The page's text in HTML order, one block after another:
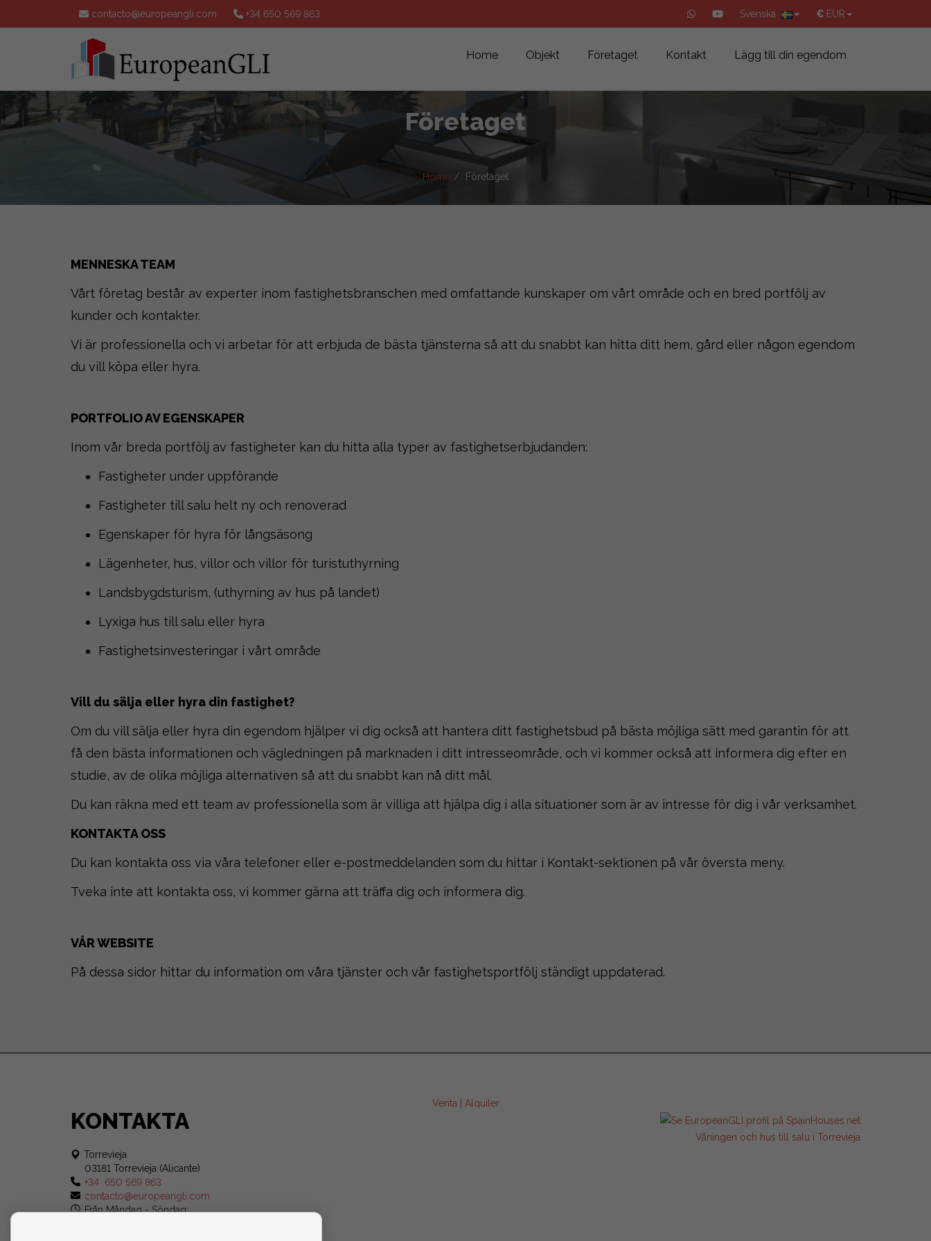
contacto@europeangli.com +34 650 569 863 € EUR
Svenska
Home Objekt Företaget Kontakt Lägg till din egendom
Företaget
Home Företaget
MENNESKA TEAM
Vårt företag består av experter inom fastighetsbranschen med omfattande kunskaper om vårt område och en bred portfölj av
kunder och kontakter.
Vi är professionella och vi arbetar för att erbjuda de bästa tjänsterna så att du snabbt kan hitta ditt hem, gård eller någon egendom
du vill köpa eller hyra.
PORTFOLIO AV EGENSKAPER
Inom vår breda portfölj av fastigheter kan du hitta alla typer av fastighetserbjudanden:
Fastigheter under uppförande
Fastigheter till salu helt ny och renoverad
Egenskaper för hyra för långsäsong
Lägenheter, hus, villor och villor för turistuthyrning
Landsbygdsturism, (uthyrning av hus på landet)
Lyxiga hus till salu eller hyra
Fastighetsinvesteringar i vårt område
Vill du sälja eller hyra din fastighet?
Om du vill sälja eller hyra din egendom hjälper vi dig också att hantera ditt fastighetsbud på bästa möjliga sätt med garantin för att
få den bästa informationen och vägledningen på marknaden i ditt intresseområde, och vi kommer också att informera dig efter en
studie, av de olika möjliga alternativen så att du snabbt kan nå ditt mål.
Du kan räkna med ett team av professionella som är villiga att hjälpa dig i alla situationer som är av intresse för dig i vår verksamhet.
KONTAKTA OSS
Du kan kontakta oss via våra telefoner eller e-postmeddelanden som du hittar i Kontakt-sektionen på vår översta meny.
Tveka inte att kontakta oss, vi kommer gärna att träffa dig och informera dig.
VÅR WEBSITE
På dessa sidor hittar du information om våra tjänster och vår fastighetsportfölj ständigt uppdaterad.
KONTAKTA
Torrevieja
03181 Torrevieja (Alicante)
+34 650 569 863
contacto@europeangli.com
Från Måndag - Söndag:
Venta Alquiler
Våningen och hus till salu i Torrevieja